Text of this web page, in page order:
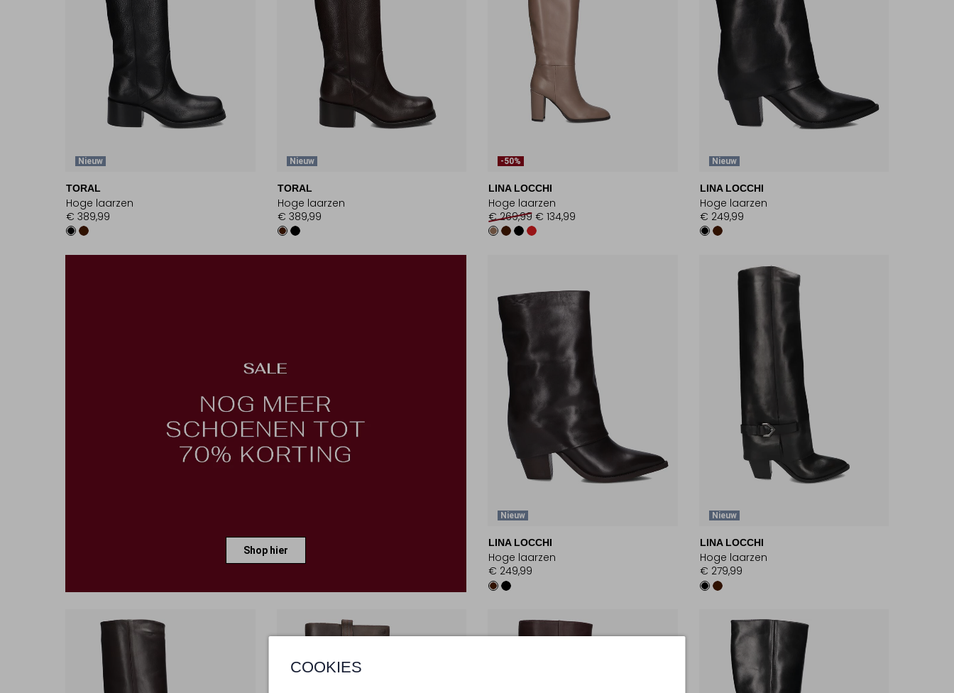
COOKIES
Nieuw
TORAL
Hoge laarzen
€ 389,99
Nieuw
TORAL
Hoge laarzen
€ 389,99
-50%
LINA LOCCHI
Hoge laarzen
€ 269,99 € 134,99
Nieuw
LINA LOCCHI
Hoge laarzen
€ 249,99
Shop hier
Nieuw
LINA LOCCHI
Hoge laarzen
€ 249,99
Nieuw
LINA LOCCHI
Hoge laarzen
€ 279,99